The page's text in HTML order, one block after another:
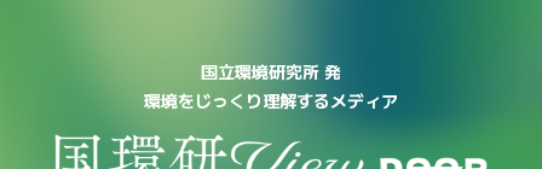
国立環境研究所 発
環境をじっくり理解するメディア